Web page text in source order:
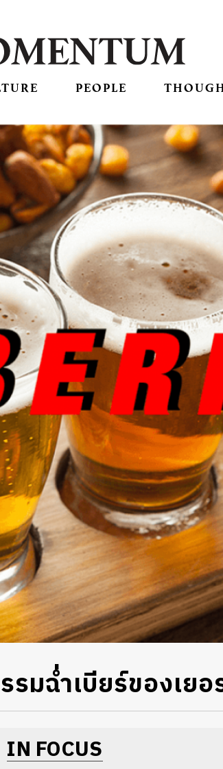
PEOPLE
รมฉ่ำเบียร์ของเย
IN FOCUS